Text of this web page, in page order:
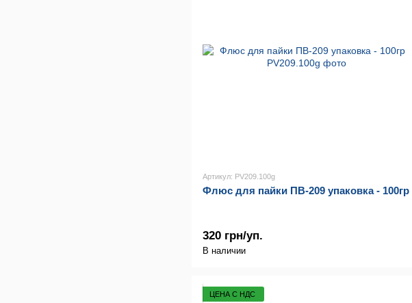
Артикул: PV209.100g
Флюс для пайки ПВ-209 упаковка - 100гр
320 грн/уп.
В наличии
ЦЕНА С НДС